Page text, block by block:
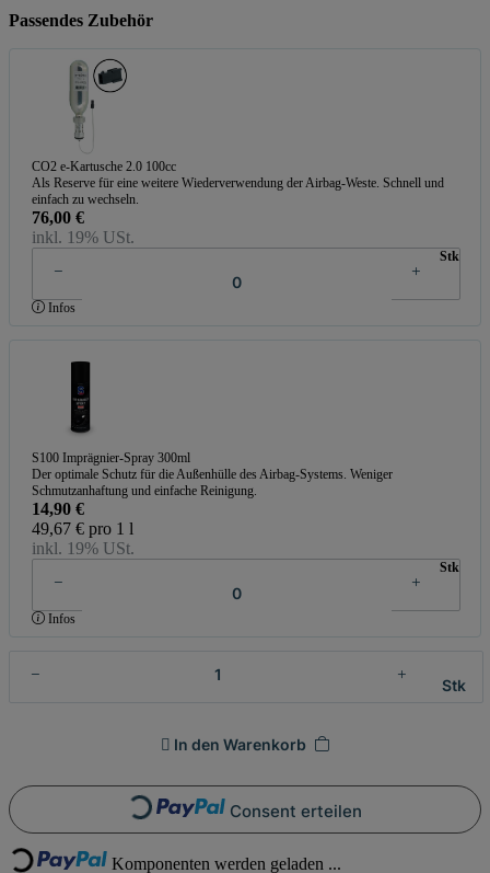
Passendes Zubehör
CO2 e-Kartusche 2.0 100cc
Als Reserve für eine weitere Wiederverwendung der Airbag-Weste. Schnell und
einfach zu wechseln.
76,00 €
inkl. 19% USt.
Stk
Infos
S100 Imprägnier-Spray 300ml
Der optimale Schutz für die Außenhülle des Airbag-Systems. Weniger
Schmutzanhaftung und einfache Reinigung.
14,90 €
49,67 € pro 1 l
inkl. 19% USt.
Stk
Infos
Stk
In den Warenkorb
Loading... Consent erteilen
Komponenten werden geladen ...